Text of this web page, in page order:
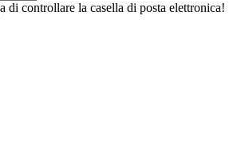
di controllare la casella di posta elettronica!